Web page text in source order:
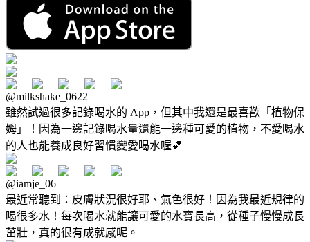
@milkshake_0622
雖然試過很多記錄喝水的 App，但其中我還是最喜歡「植物保
姆」！因為一邊記錄喝水量還能一邊種可愛的植物，不愛喝水
的人也能養成良好習慣變愛喝水喔💕
@iamje_06
最近常聽到：皮膚狀況很好耶、氣色很好！因為我最近規律的
喝很多水！每次喝水就能讓可愛的水寶長高，從種子慢慢成長
茁壯，真的很有成就感呢。